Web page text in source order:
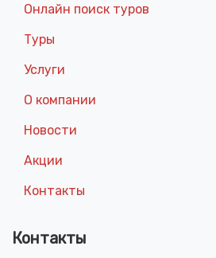
Онлайн поиск туров
Туры
Услуги
О компании
Новости
Акции
Контакты
Контакты